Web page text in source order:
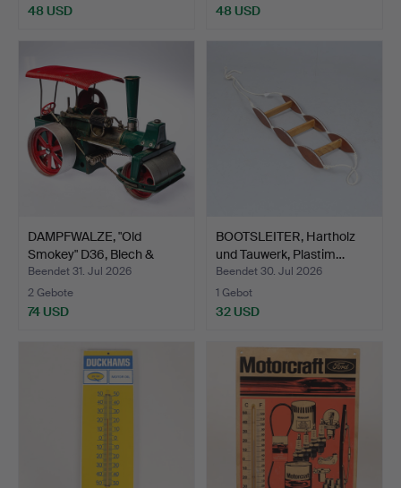
48 USD 48 USD
DAMPFWALZE, "Old
Smokey" D36, Blech &
Kuns…
Beendet 31. Jul 2026
2 Gebote
74 USD
BOOTSLEITER, Hartholz
und Tauwerk, Plastim…
Beendet 30. Jul 2026
1 Gebot
32 USD